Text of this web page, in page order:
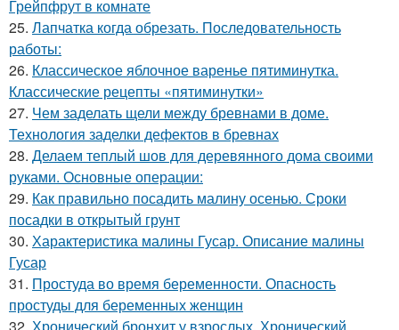
Грейпфрут в комнате
25. Лапчатка когда обрезать. Последовательность
работы:
26. Классическое яблочное варенье пятиминутка.
Классические рецепты «пятиминутки»
27. Чем заделать щели между бревнами в доме.
Технология заделки дефектов в бревнах
28. Делаем теплый шов для деревянного дома своими
руками. Основные операции:
29. Как правильно посадить малину осенью. Сроки
посадки в открытый грунт
30. Характеристика малины Гусар. Описание малины
Гусар
31. Простуда во время беременности. Опасность
простуды для беременных женщин